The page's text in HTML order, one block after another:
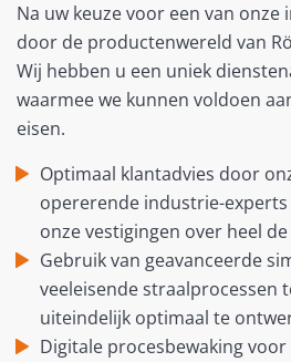
Na uw keuze voor een van onze
door de productenwereld van
Wij hebben u een uniek
waarmee we kunnen voldoen
eisen.
Optimaal klantadvies door
opererende industrie-
onze vestigingen over heel
Gebruik van geavanceerde
veeleisende straalprocessen
uiteindelijk optimaal te
Digitale procesbewaking